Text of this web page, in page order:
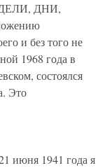
ДНИ,
и без того не
1968 года в
состоялся
Это
июня 1941 года я